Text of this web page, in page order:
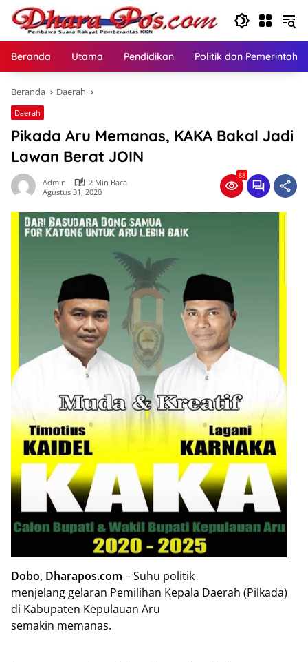
Langsung
konten
Beranda Utama Pendidikan Politik dan
Beranda Daerah
Daerah
Pikada Aru Memanas, KAKA Bakal Jadi
Lawan Berat JOIN
Admin
2 Min Baca
Agustus 31, 2020
88
Dobo, Dharapos.com – Suhu politik
menjelang gelaran Pemilihan Kepala Daerah (Pilkada)
di Kabupaten Kepulauan Aru
semakin memanas.